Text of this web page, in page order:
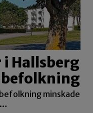
i Hallsberg
minskade